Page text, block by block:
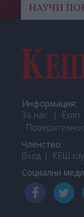
НАУЧИ
Информация:
За нас
Екип
Членство:
Вход
КЕШ
Социални